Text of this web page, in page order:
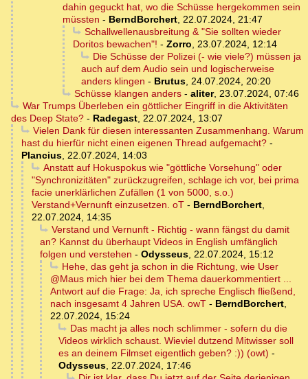
dahin geguckt hat, wo die Schüsse hergekommen sein
müssten - BerndBorchert, 22.07.2024, 21:47
Schallwellenausbreitung & "Sie sollten wieder
Doritos bewachen"! - Zorro, 23.07.2024, 12:14
Die Schüsse der Polizei (- wie viele?) müssen ja
auch auf dem Audio sein und logischerweise
anders klingen - Brutus, 24.07.2024, 20:20
Schüsse klangen anders- aliter, 23.07.2024, 07:46
War Trumps Überleben ein göttlicher Eingriff in die Aktivitäten
des Deep State? - Radegast, 22.07.2024, 13:07
Vielen Dank für diesen interessanten Zusammenhang. Warum
hast du hierfür nicht einen eigenen Thread aufgemacht? -
Plancius, 22.07.2024, 14:03
Anstatt auf Hokuspokus wie "göttliche Vorsehung" oder
"Synchronizitäten" zurückzugreifen, schlage ich vor, bei prima
facie unerklärlichen Zufällen (1 von 5000, s.o.)
Verstand+Vernunft einzusetzen. oT - BerndBorchert,
22.07.2024, 14:35
Verstand und Vernunft - Richtig - wann fängst du damit
an? Kannst du überhaupt Videos in English umfänglich
folgen und verstehen - Odysseus, 22.07.2024, 15:12
Hehe, das geht ja schon in die Richtung, wie User
@Maus mich hier bei dem Thema dauerkommentiert ...
Antwort auf die Frage: Ja, ich spreche Englisch fließend,
nach insgesamt 4 Jahren USA. owT - BerndBorchert,
22.07.2024, 15:24
Das macht ja alles noch schlimmer - sofern du die
Videos wirklich schaust. Wieviel dutzend Mitwisser soll
es an deinem Filmset eigentlich geben? :)) (owt) -
Odysseus, 22.07.2024, 17:46